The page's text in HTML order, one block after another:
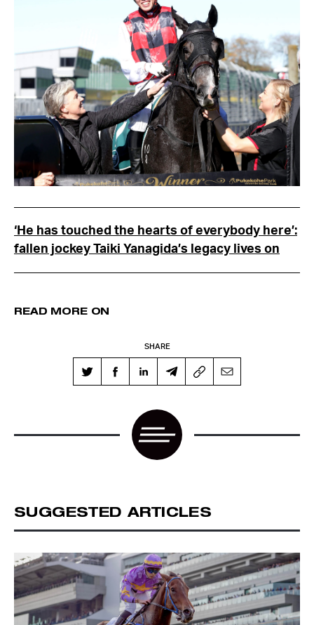
‘He has touched the hearts of everybody here’:
fallen jockey Taiki Yanagida’s legacy lives on
READ MORE ON
SHARE
SUGGESTED ARTICLES